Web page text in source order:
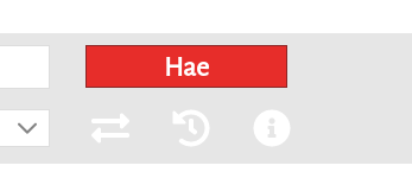
Hae